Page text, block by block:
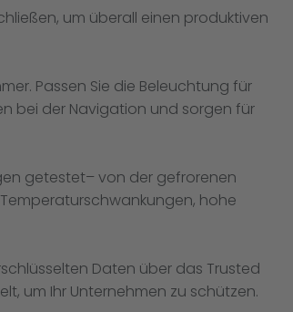
um überall einen produktiven
Passen Sie die Beleuchtung für
bei der Navigation und sorgen für
getestet– von der gefrorenen
hohe
Daten über das Trusted
um Ihr Unternehmen zu schützen.